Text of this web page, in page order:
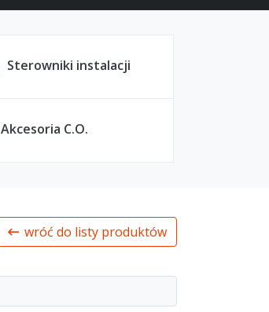
Sterowniki instalacji
Akcesoria C.O.
wróć do listy produktów